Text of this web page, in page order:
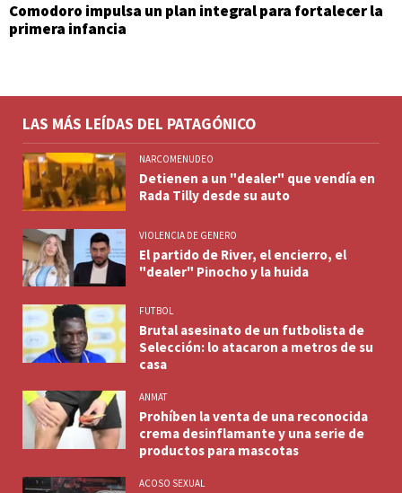
Comodoro impulsa un plan integral para fortalecer la
primera infancia
LAS MÁS LEÍDAS DEL PATAGÓNICO
NARCOMENUDEO
Detienen a un "dealer" que vendía en
Rada Tilly desde su auto
VIOLENCIA DE GENERO
El partido de River, el encierro, el
"dealer" Pinocho y la huida
FUTBOL
Brutal asesinato de un futbolista de
Selección: lo atacaron a metros de su
casa
ANMAT
Prohíben la venta de una reconocida
crema desinflamante y una serie de
productos para mascotas
ACOSO SEXUAL